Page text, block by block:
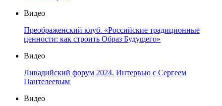
Видео
Преображенский клуб. «Российские традиционные
ценности: как строить Образ Будущего»
Видео
Ливадийский форум 2024. Интервью с Сергеем
Пантелеевым
Видео